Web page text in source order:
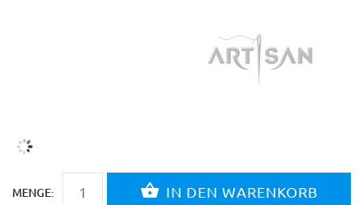
MENGE: